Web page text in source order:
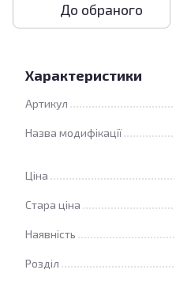
До обраного
Характеристики
Артикул
Назва модифікації
Ціна
Стара ціна
Наявність
Розділ